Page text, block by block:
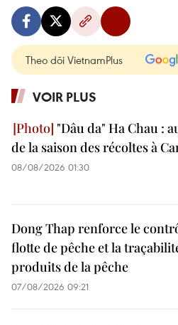
Theo dõi VietnamPlus
VOIR PLUS
"Dâu da" Ha Chau :
de la saison des récoltes à
08/08/2026 01:30
Dong Thap renforce le
flotte de pêche et la
produits de la pêche
07/08/2026 09:21